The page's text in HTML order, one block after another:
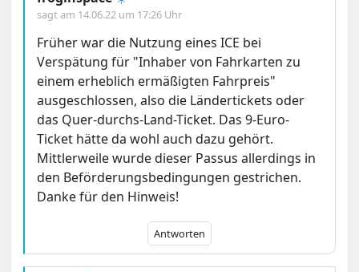
sagt am 14.06.22 um 17:26 Uhr
Früher war die Nutzung eines ICE bei
Verspätung für "Inhaber von Fahrkarten zu
einem erheblich ermäßigten Fahrpreis"
ausgeschlossen, also die Ländertickets oder
das Quer-durchs-Land-Ticket. Das 9-Euro-
Ticket hätte da wohl auch dazu gehört.
Mittlerweile wurde dieser Passus allerdings in
den Beförderungsbedingungen gestrichen.
Danke für den Hinweis!
Antworten